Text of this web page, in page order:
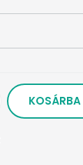
KOSÁRBA